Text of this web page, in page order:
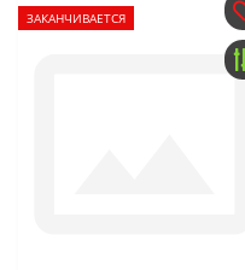
ЗАКАНЧИВАЕТСЯ